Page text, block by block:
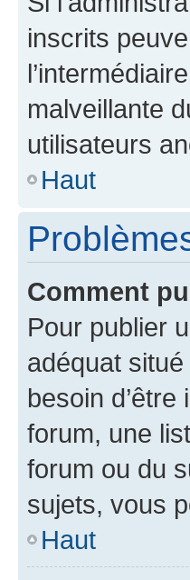
inscrits
malveillante
utilisateurs
Haut
Comment
Pour publier
adéquat
besoin
forum, une
forum ou du
sujets, vous
Haut